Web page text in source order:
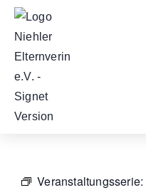
Veranstaltungsserie: